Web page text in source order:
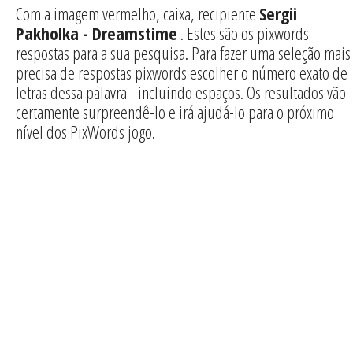
Com a imagem vermelho, caixa, recipiente Sergii
Pakholka - Dreamstime . Estes são os pixwords
respostas para a sua pesquisa. Para fazer uma seleção mais
precisa de respostas pixwords escolher o número exato de
letras dessa palavra - incluindo espaços. Os resultados vão
certamente surpreendê-lo e irá ajudá-lo para o próximo
nível dos PixWords jogo.